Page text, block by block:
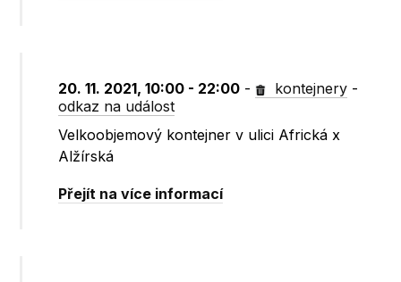
20. 11. 2021, 10:00 - 22:00 - kontejnery -
odkaz na událost
Velkoobjemový kontejner v ulici Africká x
Alžírská
Přejít na více informací